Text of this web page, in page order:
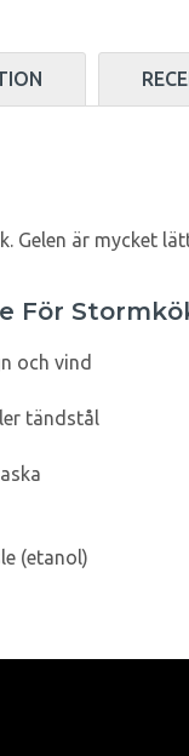
är mycket
För
och vind
tändstål
(etanol)